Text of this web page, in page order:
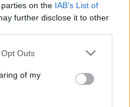
on the IAB’s List of
further disclose it to other
Outs
of my